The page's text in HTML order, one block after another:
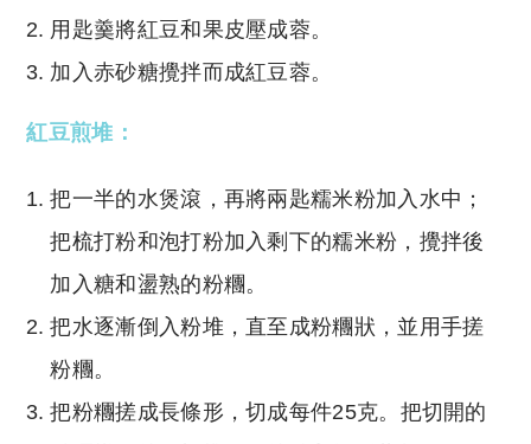
用匙羹將紅豆和果皮壓成蓉。
加入赤砂糖攪拌而成紅豆蓉。
紅豆煎堆：
把一半的水煲滾，再將兩匙糯米粉加入水中；
把梳打粉和泡打粉加入剩下的糯米粉，攪拌後
加入糖和盪熟的粉糰。
把水逐漸倒入粉堆，直至成粉糰狀，並用手搓
粉糰。
把粉糰搓成長條形，切成每件25克。把切開的